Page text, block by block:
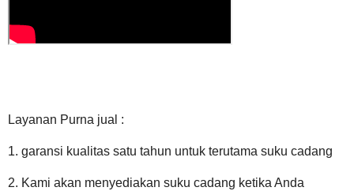
Layanan Purna jual :
1. garansi kualitas satu tahun untuk terutama suku cadang
2. Kami akan menyediakan suku cadang ketika Anda